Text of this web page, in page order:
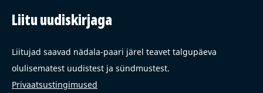
Liitu uudiskirjaga
Liitujad saavad nädala-paari järel teavet talgupäeva
olulisematest uudistest ja sündmustest.
Privaatsustingimused